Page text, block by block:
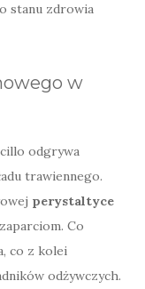
stanu zdrowia
w
odgrywa
trawiennego.
perystaltyce
Co
co z kolei
odżywczych.